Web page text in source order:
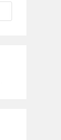
Press
to